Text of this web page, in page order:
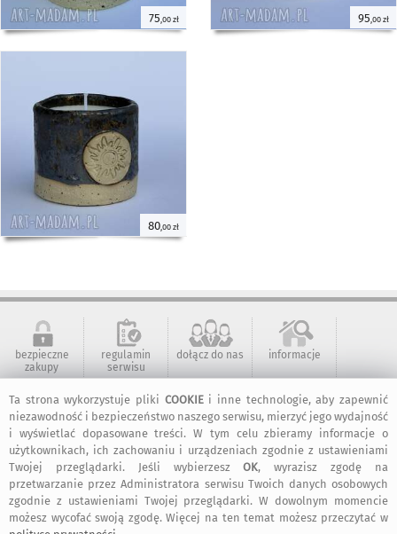
75 ,00 zł 95,00 zł
80,00 zł
Ta strona wykorzystuje pliki COOKIEi inne technologie, aby zapewnić
niezawodność i bezpieczeństwo naszego serwisu, mierzyć jego wydajność
i wyświetlać dopasowane treści. W tym celu zbieramy informacje o
użytkownikach, ich zachowaniu i urządzeniach zgodnie z ustawieniami
Twojej przeglądarki. Jeśli wybierzeszOK, wyrazisz zgodę na
przetwarzanie przez Administratora serwisu Twoich danych osobowych
zgodnie z ustawieniami Twojej przeglądarki. W dowolnym momencie
możesz wycofać swoją zgodę. Więcej na ten temat możesz przeczytać w
bezpieczne
zakupy
regulamin
serwisu
dołącz do nas informacje
kontakt
artMadam na
Facebook-u
art-Madam na
Instagram
art-Madam na
Pinterest
2011-2026 © ArtMadam
Wszelkie prawa zastrzeżone.